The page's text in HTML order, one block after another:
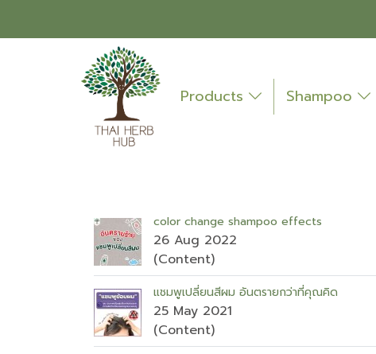
Products Shampoo
color change shampoo effects
26 Aug 2022
(Content)
แชมพูเปลี่ยนสีผม อันตรายกว่าที่คุณคิด
25 May 2021
(Content)